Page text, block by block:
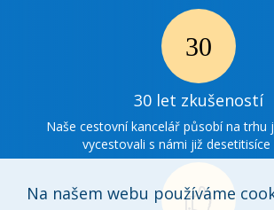
30 Ikonka
30 let zkušeností
Naše cestovní kancelář působí na trhu
vycestovali s námi již desetitisíce
Na našem webu používáme